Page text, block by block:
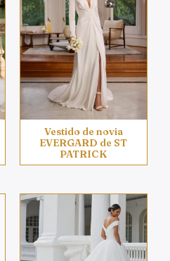
Vestido de novia
EVERGARD de ST
PATRICK